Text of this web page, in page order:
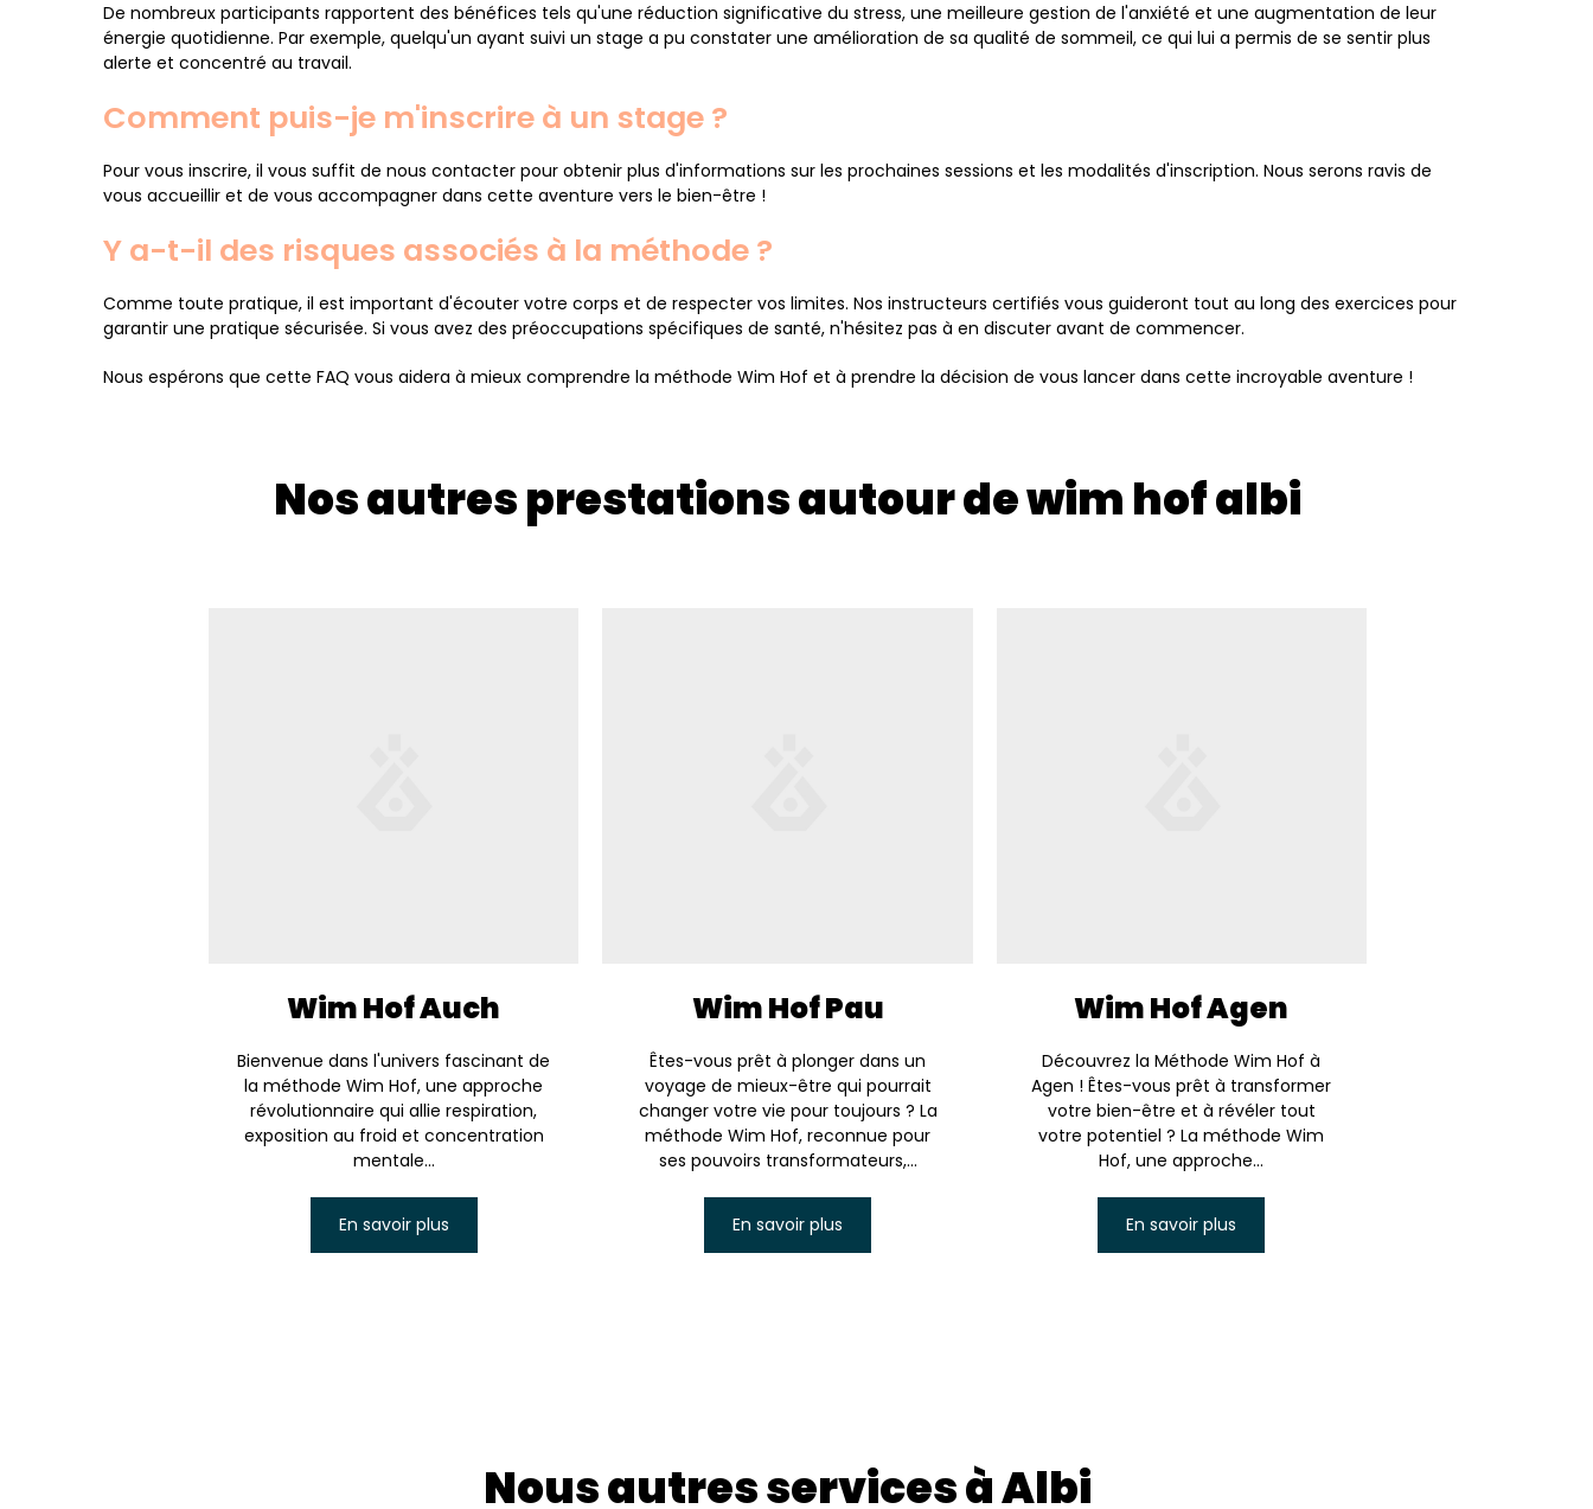
De nombreux participants rapportent des bénéfices tels qu'une réduction significative du stress, une meilleure gestion de l'anxiété et une augmentation de leur
énergie quotidienne. Par exemple, quelqu'un ayant suivi un stage a pu constater une amélioration de sa qualité de sommeil, ce qui lui a permis de se sentir plus
alerte et concentré au travail.
Comment puis-je m'inscrire à un stage ?
Pour vous inscrire, il vous suffit de nous contacter pour obtenir plus d'informations sur les prochaines sessions et les modalités d'inscription. Nous serons ravis de
vous accueillir et de vous accompagner dans cette aventure vers le bien-être !
Y a-t-il des risques associés à la méthode ?
Comme toute pratique, il est important d'écouter votre corps et de respecter vos limites. Nos instructeurs certifiés vous guideront tout au long des exercices pour
garantir une pratique sécurisée. Si vous avez des préoccupations spécifiques de santé, n'hésitez pas à en discuter avant de commencer.
Nous espérons que cette FAQ vous aidera à mieux comprendre la méthode Wim Hof et à prendre la décision de vous lancer dans cette incroyable aventure !
Nos autres prestations autour de wim hof albi
Wim Hof Auch
Bienvenue dans l'univers fascinant de
la méthode Wim Hof, une approche
révolutionnaire qui allie respiration,
exposition au froid et concentration
mentale...
En savoir plus
Wim Hof Pau
Êtes-vous prêt à plonger dans un
voyage de mieux-être qui pourrait
changer votre vie pour toujours ? La
méthode Wim Hof, reconnue pour
ses pouvoirs transformateurs,...
En savoir plus
Wim Hof Agen
Découvrez la Méthode Wim Hof à
Agen ! Êtes-vous prêt à transformer
votre bien-être et à révéler tout
votre potentiel ? La méthode Wim
Hof, une approche...
En savoir plus
Nous autres services à Albi